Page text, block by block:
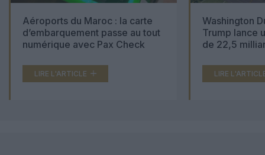
Aéroports du Maroc : la carte
d’embarquement passe au tout
numérique avec Pax Check
LIRE L'ARTICLE
Washington
Trump lance
de 22,5
LIRE